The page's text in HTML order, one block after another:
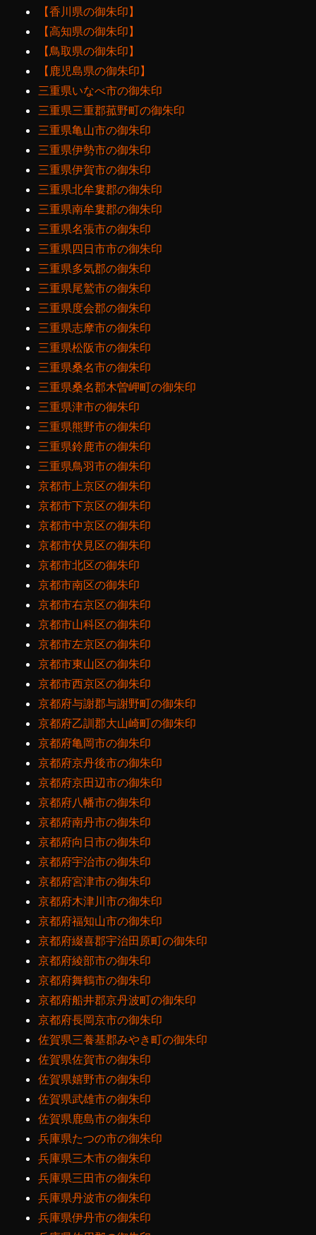
【香川県の御朱印】
【高知県の御朱印】
【鳥取県の御朱印】
【鹿児島県の御朱印】
三重県いなべ市の御朱印
三重県三重郡菰野町の御朱印
三重県亀山市の御朱印
三重県伊勢市の御朱印
三重県伊賀市の御朱印
三重県北牟婁郡の御朱印
三重県南牟婁郡の御朱印
三重県名張市の御朱印
三重県四日市市の御朱印
三重県多気郡の御朱印
三重県尾鷲市の御朱印
三重県度会郡の御朱印
三重県志摩市の御朱印
三重県松阪市の御朱印
三重県桑名市の御朱印
三重県桑名郡木曽岬町の御朱印
三重県津市の御朱印
三重県熊野市の御朱印
三重県鈴鹿市の御朱印
三重県鳥羽市の御朱印
京都市上京区の御朱印
京都市下京区の御朱印
京都市中京区の御朱印
京都市伏見区の御朱印
京都市北区の御朱印
京都市南区の御朱印
京都市右京区の御朱印
京都市山科区の御朱印
京都市左京区の御朱印
京都市東山区の御朱印
京都市西京区の御朱印
京都府与謝郡与謝野町の御朱印
京都府乙訓郡大山崎町の御朱印
京都府亀岡市の御朱印
京都府京丹後市の御朱印
京都府京田辺市の御朱印
京都府八幡市の御朱印
京都府南丹市の御朱印
京都府向日市の御朱印
京都府宇治市の御朱印
京都府宮津市の御朱印
京都府木津川市の御朱印
京都府福知山市の御朱印
京都府綴喜郡宇治田原町の御朱印
京都府綾部市の御朱印
京都府舞鶴市の御朱印
京都府船井郡京丹波町の御朱印
京都府長岡京市の御朱印
佐賀県三養基郡みやき町の御朱印
佐賀県佐賀市の御朱印
佐賀県嬉野市の御朱印
佐賀県武雄市の御朱印
佐賀県鹿島市の御朱印
兵庫県たつの市の御朱印
兵庫県三木市の御朱印
兵庫県三田市の御朱印
兵庫県丹波市の御朱印
兵庫県伊丹市の御朱印